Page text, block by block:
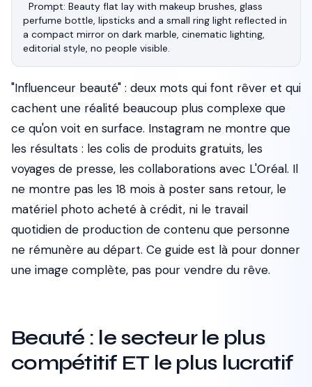
Prompt: Beauty flat lay with makeup brushes, glass
perfume bottle, lipsticks and a small ring light reflected in
a compact mirror on dark marble, cinematic lighting,
"Influenceur beauté" : deux mots qui font rêver et qui
cachent une réalité beaucoup plus complexe que
ce qu'on voit en surface. Instagram ne montre que
les résultats : les colis de produits gratuits, les
voyages de presse, les collaborations avec L'Oréal. Il
ne montre pas les 18 mois à poster sans retour, le
matériel photo acheté à crédit, ni le travail
quotidien de production de contenu que personne
ne rémunère au départ. Ce guide est là pour donner
une image complète, pas pour vendre du rêve.
Beauté : le secteur le plus
compétitif ET le plus lucratif